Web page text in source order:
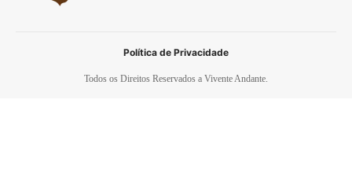
Todos os Direitos Reservados a Vivente Andante.
Política de Privacidade